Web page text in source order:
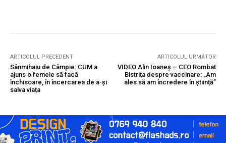
ARTICOLUL PRECEDENT
Sânmihaiu de Câmpie: CUM a
ajuns o femeie să facă
închisoare, în încercarea de a-și
salva viața
ARTICOLUL URMĂTOR
VIDEO Alin Ioaneș – CEO Rombat
Bistrița despre vaccinare: „Am
ales să am încredere în știință”